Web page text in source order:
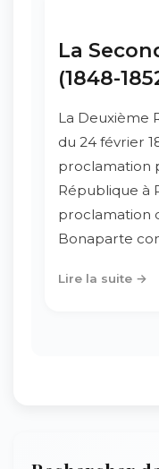
La
(1848-
La Deuxième
du 24 février
proclamation
République à
proclamation
Bonaparte
Lire la suite →